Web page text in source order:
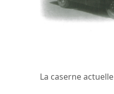
La caserne actuelle